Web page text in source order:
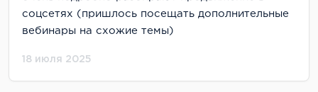
соцсетях (пришлось посещать дополнительные
вебинары на схожие темы)
18 июля 2025